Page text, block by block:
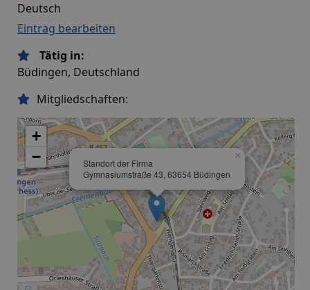
Deutsch
Eintrag bearbeiten
Tätig in:
Büdingen, Deutschland
Mitgliedschaften:
Standort der Firma
Gymnasiumstraße 43, 63654 Büdingen
×
+
−